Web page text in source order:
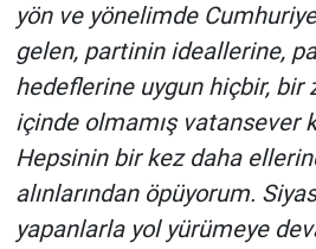
yön ve yönelimde
gelen, partinin ideallerine,
hedeflerine uygun hiçbir, bir
içinde olmamış vatansever
Hepsinin bir kez daha
alınlarından öpüyorum.
yapanlarla yol yürümeye